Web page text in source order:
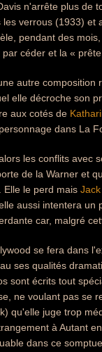
n'arrête plus de
les verrous (1933) et
pendant des mois,
céder et la «
autre
elle décroche son
aux cotés de
dans La
les conflits avec
de la Warner et
Elle le perd mais
aussi intentera
car, malgré
se fera dans
ses qualités
sont écrits tout
ne voulant pas se
qu'elle juge trop
à Autant
dans ce